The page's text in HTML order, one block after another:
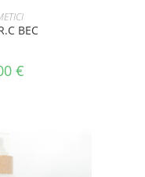
CARRELLO
BEC
€